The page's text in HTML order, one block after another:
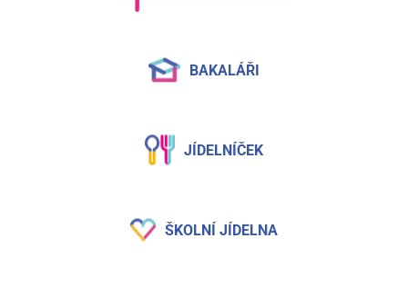
BAKALÁŘI
JÍDELNÍČEK
ŠKOLNÍ JÍDELNA